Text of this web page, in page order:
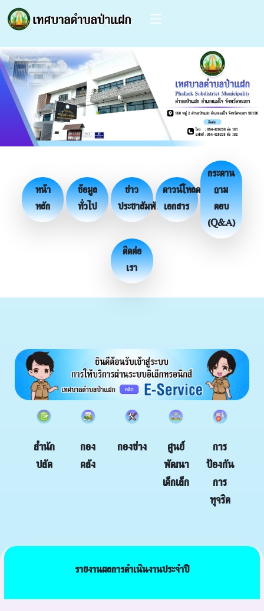
หน้า
หลัก
ข้อมูล
ทั่วไป
ข่าว
ประชาสัมพันธ์
ดาวน์โหลด
เอกสาร
กระดาน
ถาม
ตอบ
(Q&A)
ติดต่อ
เรา
สำนัก
ปลัด
กอง
คลัง
กองช่าง
ศูนย์
พัฒนา
เด็กเล็ก
การ
ป้องกัน
การ
ทุจริต
รายงานผลการดำเนินงานประจำปี